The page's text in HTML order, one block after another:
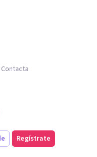
Contacta
Regístrate